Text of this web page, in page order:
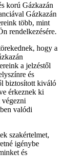
korú Gázkazán
Gázkazán
több, mint
rendelkezésére.
hogy a
a jelzéstől
és
biztosított kiváló
érkeznek ki
valódi
szakértelmet,
igénybe
és